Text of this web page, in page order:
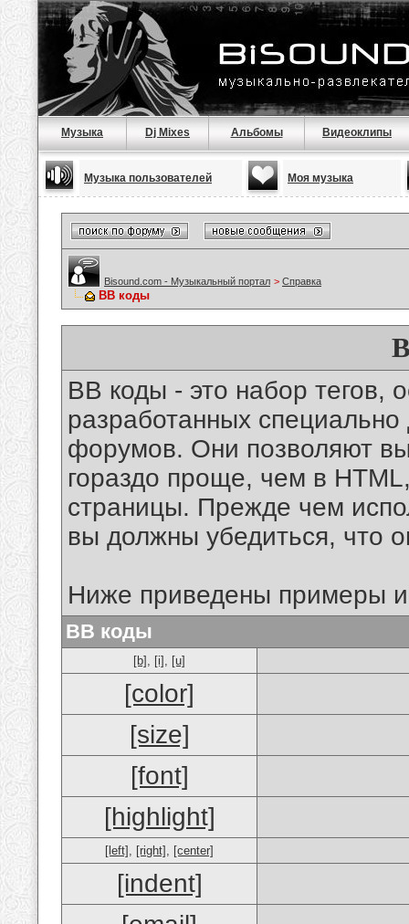
Музыка Dj Mixes Альбомы Видеоклипы
Музыка пользователей Моя музыка
Bisound.com - Музыкальный портал > Справка
BB коды
BB коды - это набор тегов,
разработанных
форумов. Они позволяют
гораздо проще, чем в
страницы. Прежде чем
вы должны убедиться, что
Ниже приведены примеры
BB коды
[b] , [i] , [u]
[color]
[size]
[font]
[highlight]
[left] , [right] , [center]
[indent]